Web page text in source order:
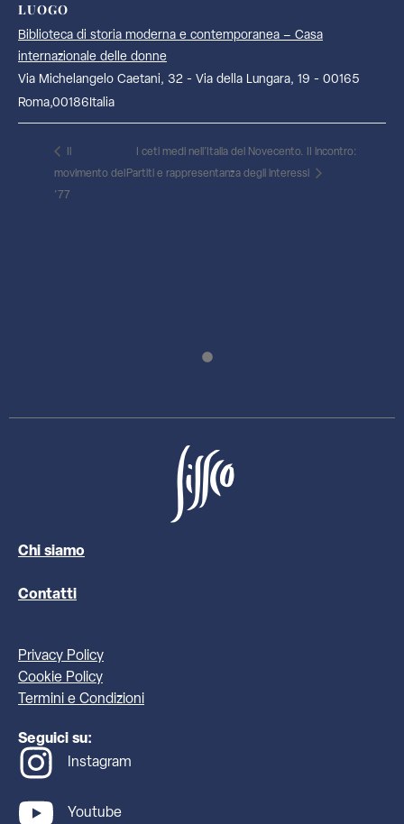
LUOGO
Biblioteca di storia moderna e contemporanea – Casa
internazionale delle donne
Via Michelangelo Caetani, 32 - Via della Lungara, 19 - 00165
Roma,00186Italia
movimento del
’77
I ceti medi nell’Italia del Novecento. II incontro:
Partiti e rappresentanza degli interessi
Chi siamo
Contatti
Privacy Policy
Cookie Policy
Termini e Condizioni
Seguici su:
Instagram
Youtube